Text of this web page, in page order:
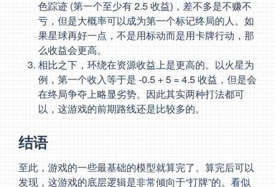
色踪迹 (第一个至少有 2.5 收益)，差不多是不赚不
亏，但是大概率可以成为第一个标记终局的人。如
果星球再好一点，不是用标动而是用卡牌行动，那
么收益会更高。
相比之下，环绕在资源收益上是更高的。以火星为
例，第一个收入等于是 -0.5 + 5 = 4.5 收益，但是会
在终局争夺上略显劣势。因此其实两种打法都可
以，这游戏的前期路线还是比较多的。
结语
至此，游戏的一些最基础的模型就算完了。算完后可以
发现，这游戏的底层逻辑是非常倾向于“打牌”的。看似